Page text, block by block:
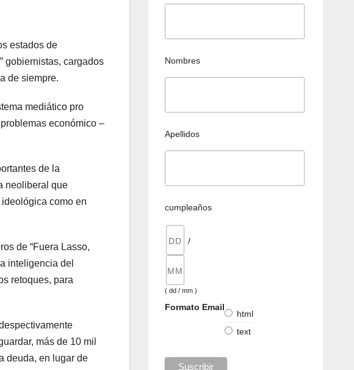
estados de
gobiernistas, cargados
de siempre.
mediático pro
económico –
de la
neoliberal que
como en
de “Fuera Lasso,
inteligencia del
retoques, para
más de 10 mil
deuda, en lugar de
Nombres
Apellidos
cumpleaños
/
( dd / mm )
Formato Email
html
text